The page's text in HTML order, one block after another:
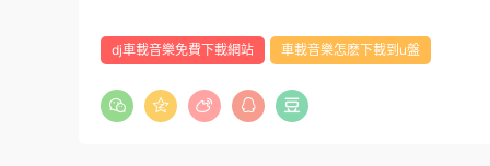
dj車載音樂免費下載網站 車載音樂怎麽下載到u盤